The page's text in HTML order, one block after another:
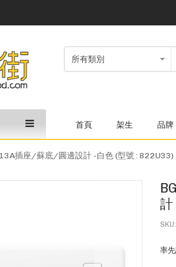
首頁 架生 品牌
插座/蘇底/圓邊設計 -白色 (型號 : 822U33)
SKU
率